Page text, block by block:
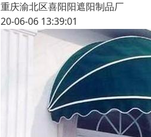
重庆渝北区喜阳阳遮阳制品厂
20-06-06 13:39:01